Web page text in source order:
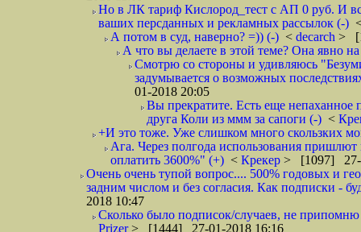
Но в ЛК тариф Кислород_тест с АП 0 руб. И
ваших персданных и рекламных рассылок (-)
А потом в суд, наверно? =)) (-) < decarch >
А что вы делаете в этой теме? Она явно
Смотрю со стороны и удивляюсь
задумывается о возможных
01-2018 20:05
Вы прекратите. Есть еще непаханное
друга Коли из ммм за сапоги (-) <
+И это тоже. Уже слишком много скользких
Ага. Через полгода использования
оплатить 3600%" (+) < Крекер > [1097] 27-
Очень очень тупой вопрос.... 500% годовых и
задним числом и без согласия. Как подписки -
2018 10:47
Сколько было подписок/случаев, не
Prizer> [1444] 27-01-2018 16:16